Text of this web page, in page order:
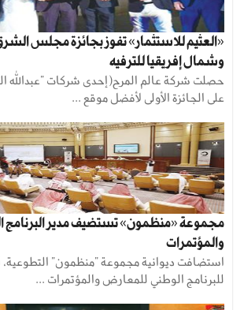
«العثيم للاستثمار» تفوز بجائزة مجلس
وشمال إفريقيا للترفيه
حصلت شركة عالم المرح(إحدى شركات "عبدالله
على الجائزة الأولى لأفضل موقع ...
مجموعة «منظمون» تستضيف مدير البرنامج
والمؤتمرات
استضافت ديوانية مجموعة "منظمون" التطوعية،
للبرنامج الوطني للمعارض والمؤتمرات ...